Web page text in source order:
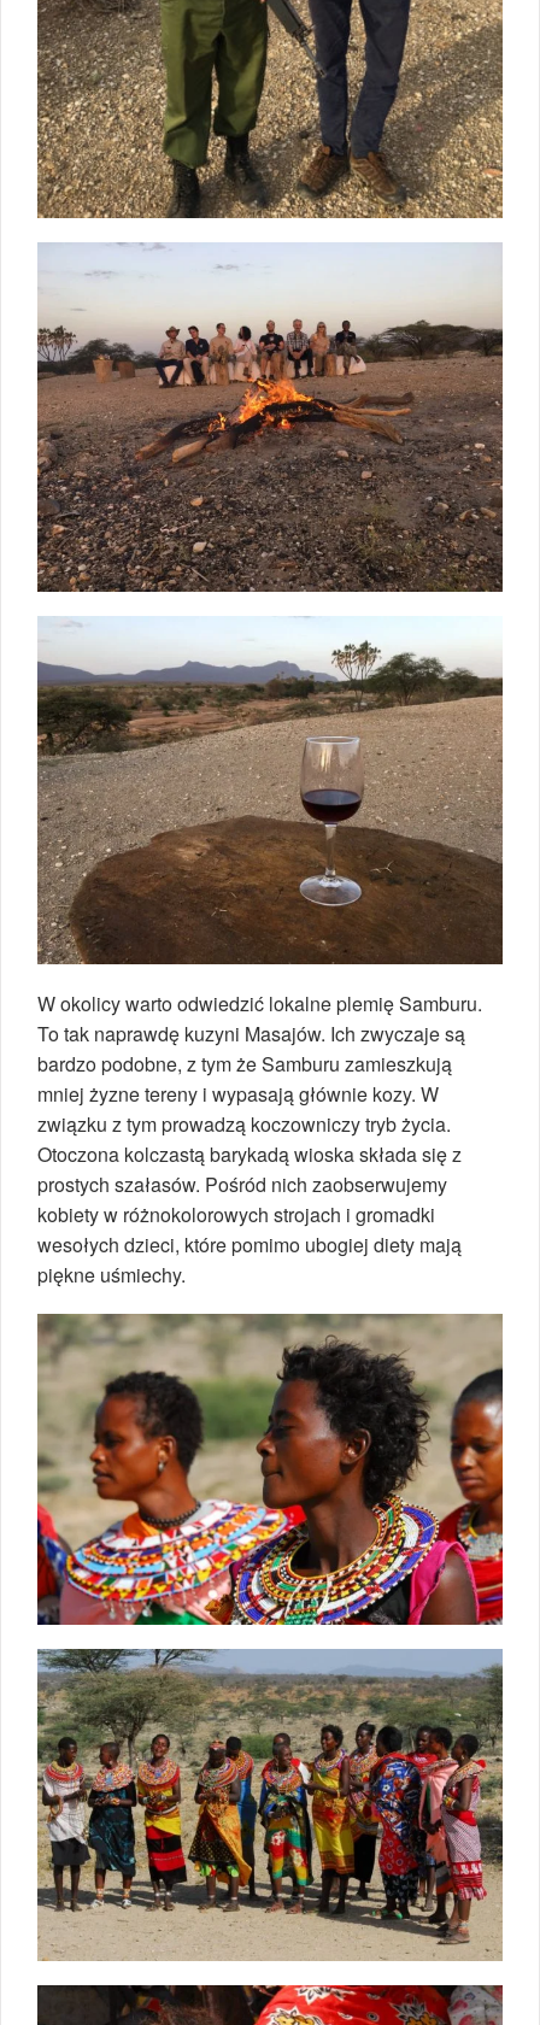
W okolicy warto odwiedzić lokalne plemię Samburu.
To tak naprawdę kuzyni Masajów. Ich zwyczaje są
bardzo podobne, z tym że Samburu zamieszkują
mniej żyzne tereny i wypasają głównie kozy. W
związku z tym prowadzą koczowniczy tryb życia.
Otoczona kolczastą barykadą wioska składa się z
prostych szałasów. Pośród nich zaobserwujemy
kobiety w różnokolorowych strojach i gromadki
wesołych dzieci, które pomimo ubogiej diety mają
piękne uśmiechy.